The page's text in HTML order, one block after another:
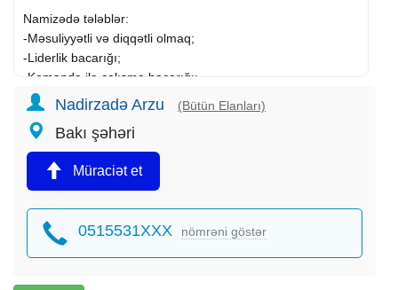
Namizədə tələblər:
-Məsuliyyətli və diqqətli olmaq;
-Liderlik bacarığı;
-Komanda ilə çalışma bacarığı;
-Səmimi, pozitiv, ünsiyyətcil olmalı;
İş qrafiki: I-V günlər (10:00-17:00)
Maraqlananlar CV-lərini G-mail adresinə göndərə və ya
qeyd olunan nömrə ilə əlaqə saxlaya bilərsiniz.
Nadirzadə Arzu (Bütün Elanları)
Bakı şəhəri
Müraciət et
0515531XXX nömrəni göstər